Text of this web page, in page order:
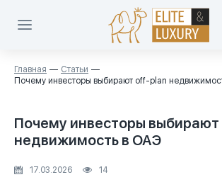
Главная
Статьи
Почему инвесторы выбирают off-plan
Почему инвесторы
недвижимость в ОАЭ
17.03.2026 14